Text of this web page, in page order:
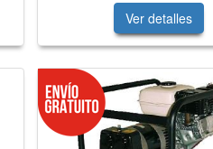
Ver detalles